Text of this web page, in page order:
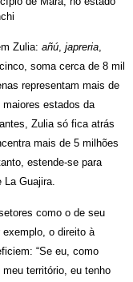
Zulia: añú, japreria
soma cerca de 8 mil
representam mais de
estados da
Zulia só fica atrás
mais de 5 milhões
estende-se para
La Guajira.
como o de seu
exemplo, o direito à
“Se eu, como
território, eu tenho